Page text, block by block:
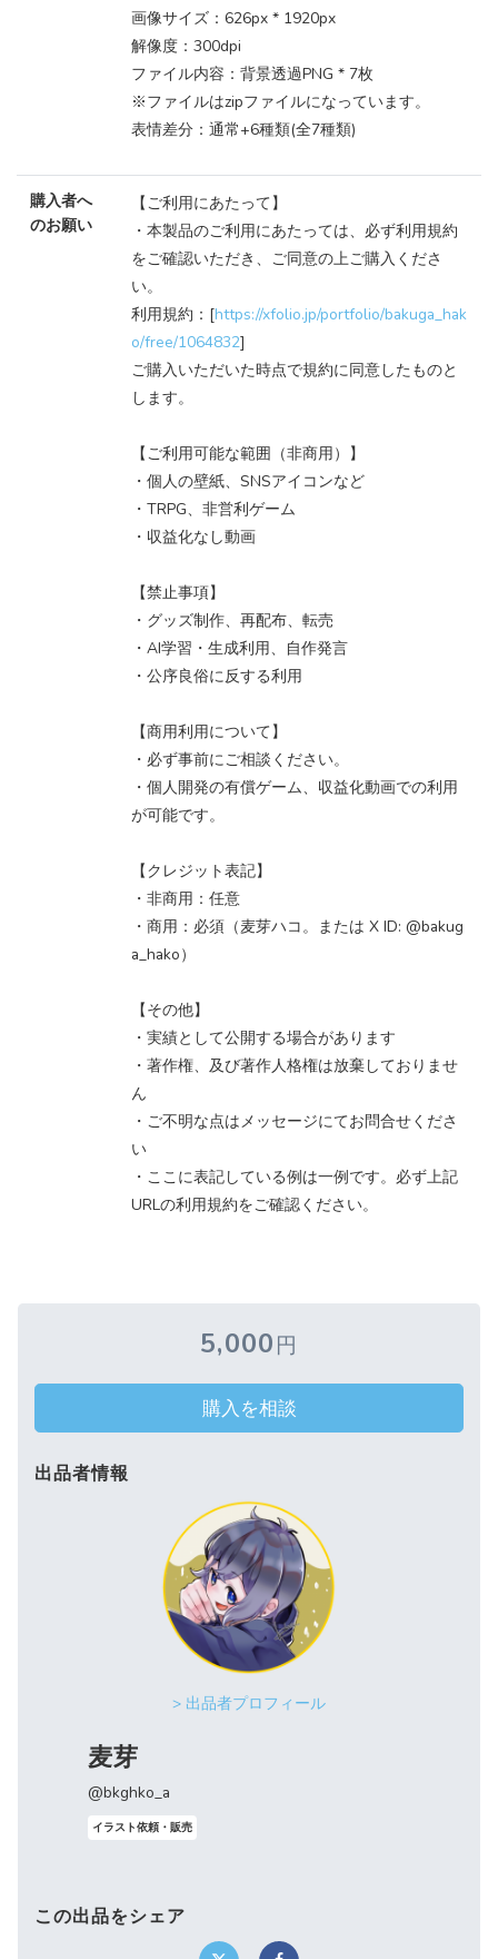
画像サイズ：626px * 1920px
解像度：300dpi
ファイル内容：背景透過PNG * 7枚
※ファイルはzipファイルになっています。
表情差分：通常+6種類(全7種類)
購入者へ
のお願い
【ご利用にあたって】
・本製品のご利用にあたっては、必ず利用規約
をご確認いただき、ご同意の上ご購入くださ
い。
利用規約：[https://xfolio.jp/portfolio/bakuga_hak
o/free/1064832]
ご購入いただいた時点で規約に同意したものと
します。
【ご利用可能な範囲（非商用）】
・個人の壁紙、SNSアイコンなど
・TRPG、非営利ゲーム
・収益化なし動画
【禁止事項】
・グッズ制作、再配布、転売
・AI学習・生成利用、自作発言
・公序良俗に反する利用
【商用利用について】
・必ず事前にご相談ください。
・個人開発の有償ゲーム、収益化動画での利用
が可能です。
【クレジット表記】
・非商用：任意
・商用：必須（麦芽ハコ。または X ID: @bakug
a_hako）
【その他】
・実績として公開する場合があります
・著作権、及び著作人格権は放棄しておりませ
ん
・ご不明な点はメッセージにてお問合せくださ
い
・ここに表記している例は一例です。必ず上記
URLの利用規約をご確認ください。
5,000円
購入を相談
出品者情報
> 出品者プロフィール
麦芽
@bkghko_a
イラスト依頼・販売
この出品をシェア